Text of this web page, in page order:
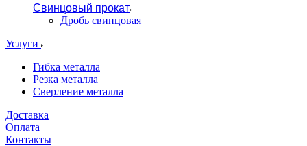
Свинцовый прокат
Дробь свинцовая
Услуги
Гибка металла
Резка металла
Сверление металла
Доставка
Оплата
Контакты